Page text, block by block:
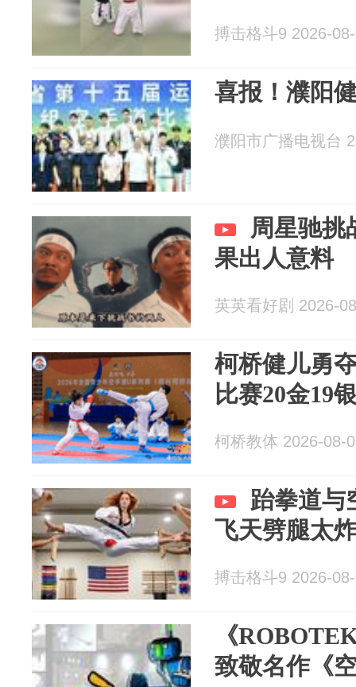
搏击格斗9 2026-
喜报！濮阳
濮阳市广播电视台
周星驰挑
果出人意料
英英看好剧 2026-
柯桥健儿勇
比赛20金19
柯桥教体 2026-08-
跆拳道与
飞天劈腿太
搏击格斗9 2026-
《
致敬名作《